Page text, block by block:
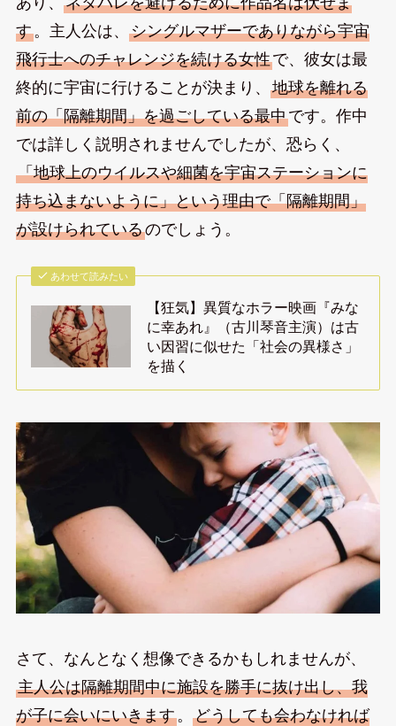
す。主人公は、 シングルマザーでありながら宇宙
飛行士へのチャレンジを続ける女性で、彼女は最
終的に宇宙に行けることが決まり、 地球を離れる
前の「隔離期間」を過ごしている最中です。作中
では詳しく説明されませんでしたが、恐らく、
「地球上のウイルスや細菌を宇宙ステーションに
持ち込まないように」という理由で「隔離期間」
が設けられているのでしょう。
あわせて読みたい
【狂気】異質なホラー映画『みな
に幸あれ』（古川琴音主演）は古
い因習に似せた「社会の異様さ」
を描く
さて、なんとなく想像できるかもしれませんが、
主人公は隔離期間中に施設を勝手に抜け出し、我
が子に会いにいきます。 どうしても会わなければ